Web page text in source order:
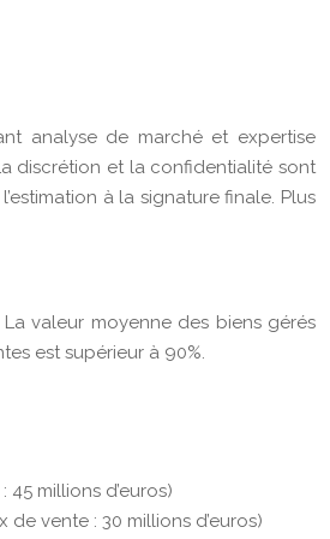
analyse de marché et expertise
discrétion et la confidentialité sont
à la signature finale. Plus
valeur moyenne des biens gérés
est supérieur à 90%.
millions d’euros)
vente : 30 millions d’euros)